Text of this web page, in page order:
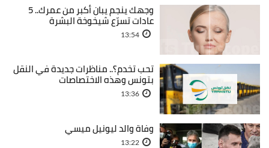
وجهك ينجم يبان أكبر من عمرك.. 5
عادات تسرّع شيخوخة البشرة
13:54
تحب تخدم؟.. مناظرات جديدة في النقل
بتونس وهذه الاختصاصات
13:36
وفاة والد ليونيل ميسي
13:22